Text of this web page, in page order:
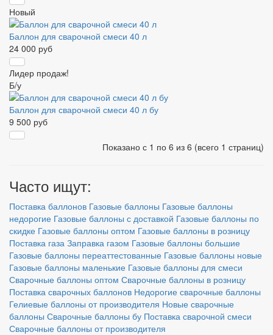
Новый
Баллон для сварочной смеси 40 л
24 000 руб
Лидер продаж!
Б/у
Баллон для сварочной смеси 40 л бу
9 500 руб
Показано с 1 по 6 из 6 (всего 1 страниц)
Часто ищут:
Поставка баллонов Газовые баллоны Газовые баллоны
недорогие Газовые баллоны с доставкой Газовые баллоны по
скидке Газовые баллоны оптом Газовые баллоны в розницу
Поставка газа Заправка газом Газовые баллоны большие
Газовые баллоны переаттестованные Газовые баллоны новые
Газовые баллоны маленькие Газовые баллоны для смеси
Сварочные баллоны оптом Сварочные баллоны в розницу
Поставка сварочных баллонов Недорогие сварочные баллоны
Гелиевые баллоны от производителя Новые сварочные
баллоны Сварочные баллоны бу Поставка сварочной смеси
Сварочные баллоны от производителя